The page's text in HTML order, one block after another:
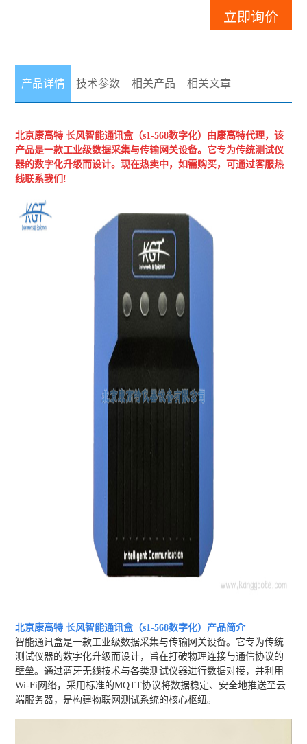
立即询价
产品详情 技术参数 相关产品 相关文章
北京康高特 长风智能通讯盒（s1-568数字化） 由康高特代理，该
产品是一款工业级数据采集与传输网关设备。它专为传统测试仪
器的数字化升级而设计。现在热卖中，如需购买，可通过客服热
线联系我们!
北京康高特 长风智能通讯盒（s1-568数字化） 产品简介
智能通讯盒是一款工业级数据采集与传输网关设备。它专为传统
测试仪器的数字化升级而设计，旨在打破物理连接与通信协议的
壁垒。通过蓝牙无线技术与各类测试仪器进行数据对接，并利用
Wi-Fi网络，采用标准的MQTT协议将数据稳定、安全地推送至云
端服务器，是构建物联网测试系统的核心枢纽。